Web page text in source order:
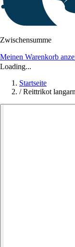
Zwischensumme
Meinen Warenkorb
Loading...
Startseite
/ Reittrikot